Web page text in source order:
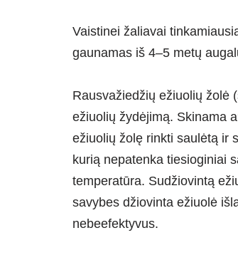
Vaistinei žaliavai
gaunamas iš 4–5 metų
Rausvažiedžių ežiuolių žolė
ežiuolių žydėjimą. Skinama
ežiuolių žolę rinkti saulėtą ir
kurią nepatenka tiesioginiai
temperatūra. Sudžiovintą
savybes džiovinta ežiuolė
nebeefektyvus.